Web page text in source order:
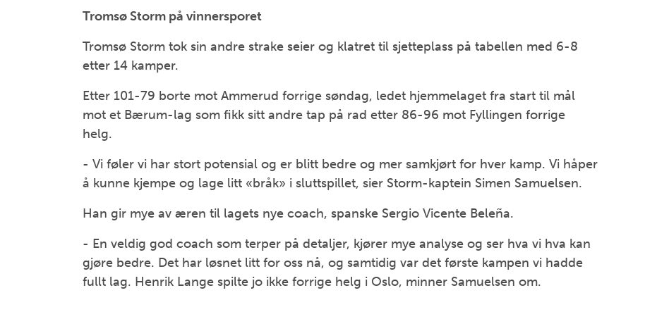
Tromsø Storm på vinnersporet
Tromsø Storm tok sin andre strake seier og klatret til sjetteplass på tabellen med 6-8
etter 14 kamper.
Etter 101-79 borte mot Ammerud forrige søndag, ledet hjemmelaget fra start til mål
mot et Bærum-lag som fikk sitt andre tap på rad etter 86-96 mot Fyllingen forrige
helg.
- Vi føler vi har stort potensial og er blitt bedre og mer samkjørt for hver kamp. Vi håper
å kunne kjempe og lage litt «bråk» i sluttspillet, sier Storm-kaptein Simen Samuelsen.
Han gir mye av æren til lagets nye coach, spanske Sergio Vicente Beleña.
- En veldig god coach som terper på detaljer, kjører mye analyse og ser hva vi hva kan
gjøre bedre. Det har løsnet litt for oss nå, og samtidig var det første kampen vi hadde
fullt lag. Henrik Lange spilte jo ikke forrige helg i Oslo, minner Samuelsen om.